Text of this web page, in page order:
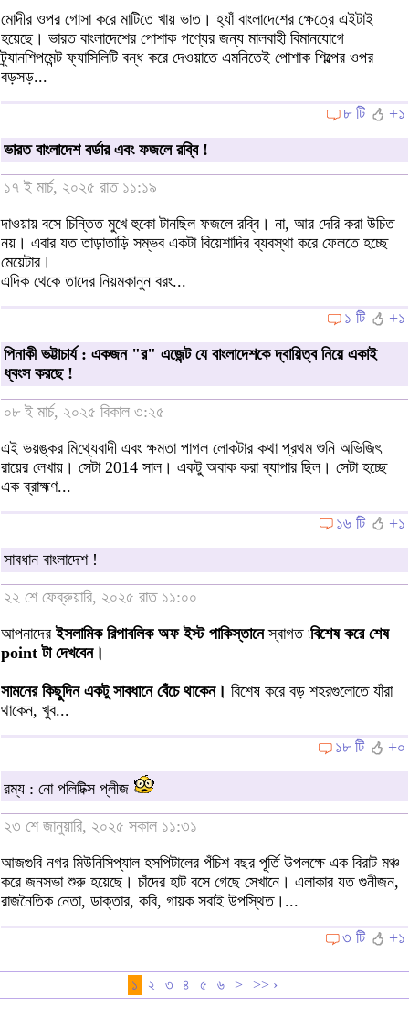
মোদীর ওপর গোসা করে মাটিতে খায় ভাত। হ্যাঁ বাংলাদেশের ক্ষেত্রে এইটাই
হয়েছে। ভারত বাংলাদেশের পোশাক পণ্যের জন্য মালবাহী বিমানযোগে
ট্র্যানশিপমেন্ট ফ্যাসিলিটি বন্ধ করে দেওয়াতে এমনিতেই পোশাক শিল্পের ওপর
বড়সড়...
৮ টি
+১
ভারত বাংলাদেশ বর্ডার এবং ফজলে রব্বি !
১৭ ই মার্চ, ২০২৫ রাত ১১:১৯
দাওয়ায় বসে চিন্তিত মুখে হুকো টানছিল ফজলে রব্বি। না, আর দেরি করা উচিত
নয়। এবার যত তাড়াতাড়ি সম্ভব একটা বিয়েশাদির ব্যবস্থা করে ফেলতে হচ্ছে
মেয়েটার।
এদিক থেকে তাদের নিয়মকানুন বরং...
১ টি
+১
পিনাকী ভট্টাচার্য : একজন "র" এজেন্ট যে বাংলাদেশকে দ্বায়িত্ব নিয়ে একাই
ধ্বংস করছে !
০৮ ই মার্চ, ২০২৫ বিকাল ৩:২৫
এই ভয়ঙ্কর মিথ্যেবাদী এবং ক্ষমতা পাগল লোকটার কথা প্রথম শুনি অভিজিৎ
রায়ের লেখায়। সেটা 2014 সাল। একটু অবাক করা ব্যাপার ছিল। সেটা হচ্ছে
এক ব্রাহ্মণ...
১৬ টি
+১
সাবধান বাংলাদেশ !
২২ শে ফেব্রুয়ারি, ২০২৫ রাত ১১:০০
আপনাদেরইসলামিক রিপাবলিক অফ ইস্ট পাকিস্তানেস্বাগত ৷বিশেষ করে শেষ
point টা দেখবেন।
সামনের কিছুদিন একটু সাবধানে বেঁচে থাকেন। বিশেষ করে বড় শহরগুলোতে যাঁরা
থাকেন, খুব...
১৮ টি
+০
রম্য : নো পলিটিক্স প্লীজ
২৩ শে জানুয়ারি, ২০২৫ সকাল ১১:৩১
আজগুবি নগর মিউনিসিপ্যাল হসপিটালের পঁচিশ বছর পূর্তি উপলক্ষে এক বিরাট মঞ্চ
করে জনসভা শুরু হয়েছে। চাঁদের হাট বসে গেছে সেখানে। এলাকার যত গুনীজন,
রাজনৈতিক নেতা, ডাক্তার, কবি, গায়ক সবাই উপস্থিত।...
৩ টি
+১
১ ২ ৩ ৪ ৫ ৬ > >> ›